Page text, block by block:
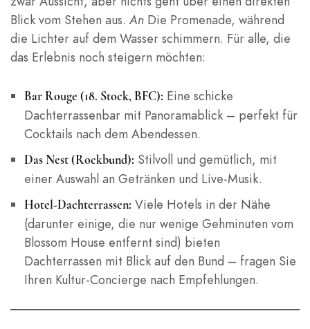
Blick vom Stehen aus.An Die Promenade, während
die Lichter auf dem Wasser schimmern. Für alle, die
das Erlebnis noch steigern möchten:
Bar Rouge (18. Stock, BFC): Eine schicke
Dachterrassenbar mit Panoramablick – perfekt für
Cocktails nach dem Abendessen.
Das Nest (Rockbund): Stilvoll und gemütlich, mit
einer Auswahl an Getränken und Live-Musik.
Hotel-Dachterrassen: Viele Hotels in der Nähe
(darunter einige, die nur wenige Gehminuten vom
Blossom House entfernt sind) bieten
Dachterrassen mit Blick auf den Bund – fragen Sie
Ihren Kultur-Concierge nach Empfehlungen.